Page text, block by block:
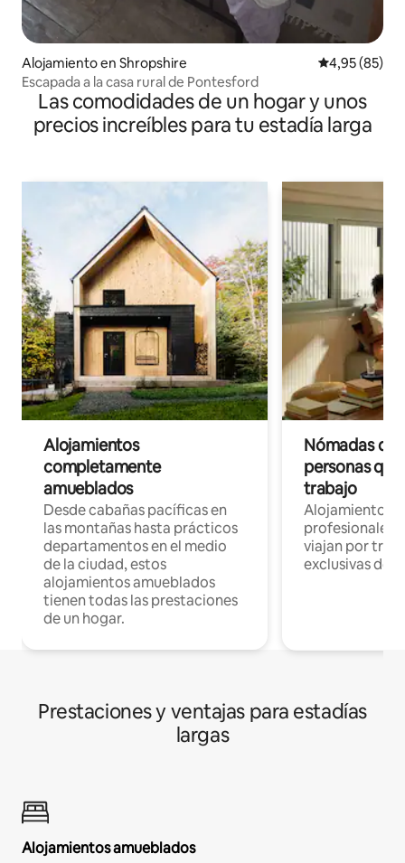
Alojamiento en Shropshire Calificación
4,95 (85)
Escapada a la casa rural de Pontesford
Las comodidades de un hogar y unos
precios increíbles para tu estadía larga
Alojamientos
completamente
amueblados
Desde cabañas pacíficas en
las montañas hasta prácticos
departamentos en el medio
de la ciudad, estos
alojamientos amueblados
tienen todas las prestaciones
de un hogar.
Nómadas
personas
trabajo
Alojamientos
profesionales
viajan por
exclusivas de
Prestaciones y ventajas para estadías
largas
Alojamientos amueblados